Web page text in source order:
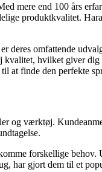
end 100 års
produktkvalitet.
omfattende
hvilket giver
at finde den perfekte
og værktøj.
forskellige
har gjort dem til et